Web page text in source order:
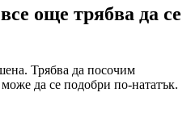
още трябва да се
Трябва да посочим
да се подобри по-нататък.